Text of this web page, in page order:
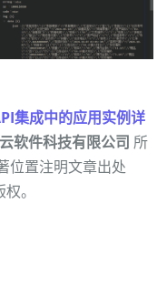
集成中的应用实例详
软件科技有限公司 所
位置注明文章出处
。